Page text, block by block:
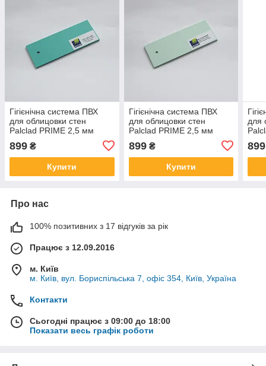
Гігієнічна система ПВХ
для облицовки стен
Palclad PRIME 2,5 мм
899 ₴
Купити
Гігієнічна система ПВХ
для облицовки стен
Palclad PRIME 2,5 мм
899₴
Купити
для
899
Про нас
100% позитивних з 17 відгуків за рік
Працює з 12.09.2016
м. Київ
м. Київ, вул. Бориспільська 7, офіс 354, Київ, Україна
Контакти
Сьогодні працює з 09:00 до 18:00
Показати весь графік роботи